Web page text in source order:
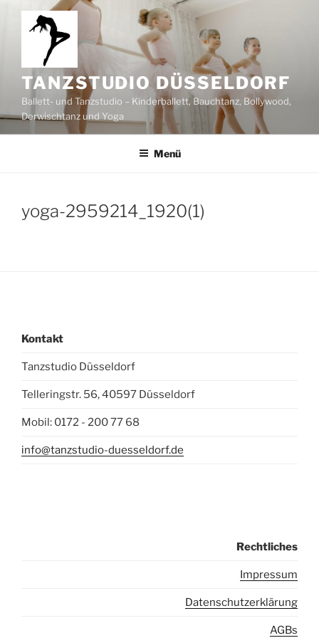
Zum
TANZSTUDIO DÜSSELDORF
Ballett- und Tanzstudio – Kinderballett, Bauchtanz, Bollywood,
Derwischtanz und Yoga
Menü
yoga-2959214_1920(1)
Kontakt
Tanzstudio Düsseldorf
Telleringstr. 56, 40597 Düsseldorf
Mobil: 0172 - 200 77 68
info@tanzstudio-duesseldorf.de
Rechtliches
mpressum
Datenschutzerklärung
AGBs